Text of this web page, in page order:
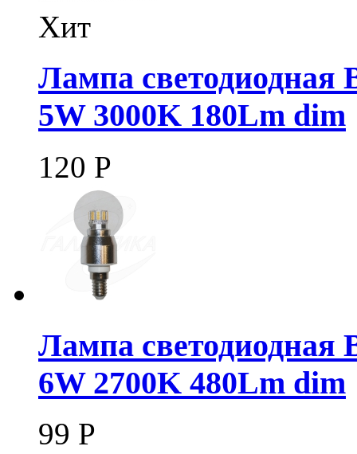
Хит
Лампа светодиодная
5W 3000K 180Lm dim
120 Р
Лампа светодиодная
6W 2700K 480Lm dim
99 Р